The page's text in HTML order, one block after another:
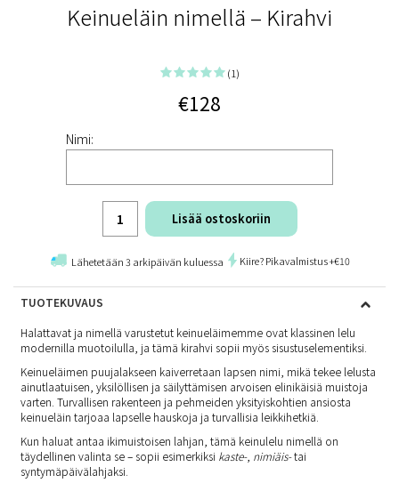
Keinueläin nimellä – Kirahvi
(1)
€128
Nimi:
Lisää ostoskoriin
Lähetetään 3 arkipäivän kuluessa Kiire? Pikavalmistus +€10
TUOTEKUVAUS
Halattavat ja nimellä varustetut keinueläimemme ovat klassinen lelu
modernilla muotoilulla, ja tämä kirahvi sopii myös sisustuselementiksi.
Keinueläimen puujalakseen kaiverretaan lapsen nimi, mikä tekee lelusta
ainutlaatuisen, yksilöllisen ja säilyttämisen arvoisen elinikäisiä muistoja
varten. Turvallisen rakenteen ja pehmeiden yksityiskohtien ansiosta
keinueläin tarjoaa lapselle hauskoja ja turvallisia leikkihetkiä.
Kun haluat antaa ikimuistoisen lahjan, tämä keinulelu nimellä on
täydellinen valinta se – sopii esimerkiksi kaste-, nimiäis-tai
syntymäpäivälahjaksi.